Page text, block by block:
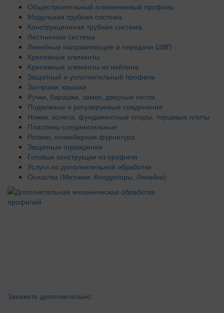
Общестроительный алюминиевый профиль
Модульная трубная система
Конструкционная трубная система
Лестничная система
Линейные направляющие и передачи ШВП
Крепежные элементы
Крепежные элементы из нейлона
Защитный и уплотнительный профиль
Заглушки, крышки
Ручки, барашки, замки, дверные петли
Подвижные и регулируемые соединения
Ножки, колеса, фундаментные опоры, торцевые плиты
Пластины соединительные
Ролики, конвейерная фурнитура
Защитные ограждения
Готовые конструкции из профиля
Услуги по дополнительной обработке
Оснастка (Метчики, Кондукторы, Линейки)
Закажите дополнительно: